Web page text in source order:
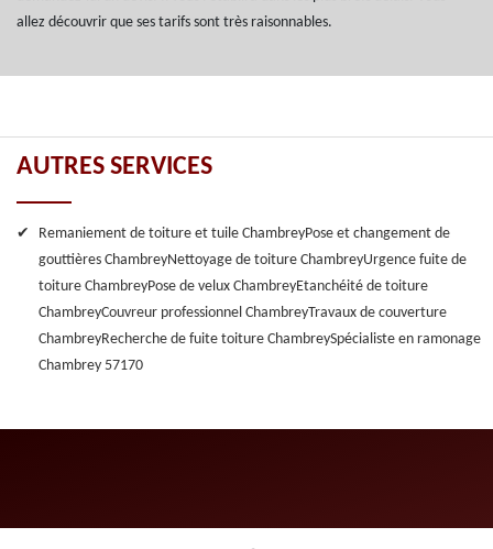
allez découvrir que ses tarifs sont très raisonnables.
AUTRES SERVICES
Remaniement de toiture et tuile ChambreyPose et changement de
gouttières ChambreyNettoyage de toiture ChambreyUrgence fuite de
toiture ChambreyPose de velux ChambreyEtanchéité de toiture
ChambreyCouvreur professionnel ChambreyTravaux de couverture
ChambreyRecherche de fuite toiture ChambreySpécialiste en ramonage
Chambrey 57170